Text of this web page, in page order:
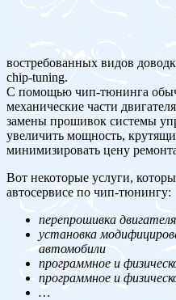
востребованных видов
chip-tuning.
С помощью чип-тюнинга
механические части
замены прошивок системы
увеличить мощность,
минимизировать цену
Вот некоторые услуги,
автосервисе по чип-тюнингу:
перепрошивка
установка
автомобили
программное и
программное и
…